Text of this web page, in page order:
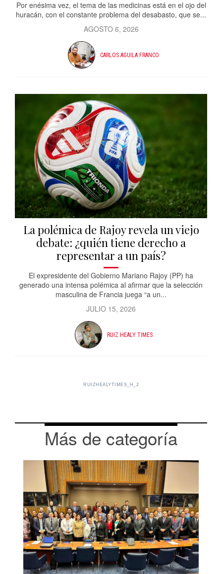
Por enésima vez, el tema de las medicinas está en el ojo del
huracán, con el constante problema del desabasto, que se...
AGOSTO 6, 2026
CARLOS AGUILA FRANCO
La polémica de Rajoy revela un viejo
debate: ¿quién tiene derecho a
representar a un país?
El expresidente del Gobierno Mariano Rajoy (PP) ha
generado una intensa polémica al afirmar que la selección
masculina de Francia juega “a un...
JULIO 15, 2026
RUIZ HEALY TIMES
RUIZHEALYTIMES_H_2
Más de categoría